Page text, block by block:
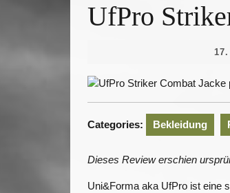
UfPro
Categories: Bekleidung
Dieses Review erschien
Uni&Forma aka UfPro ist eine